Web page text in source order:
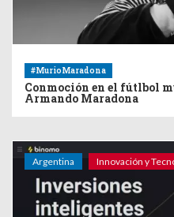
#MurioMaradona
Conmoción en el fútlbol
Armando Maradona
Argentina Innovación y